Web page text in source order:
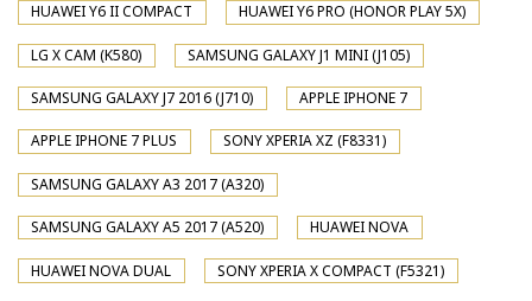
HUAWEI Y6 II COMPACT HUAWEI Y6 PRO (HONOR PLAY 5X)
LG X CAM (K580) SAMSUNG GALAXY J1 MINI (J105)
SAMSUNG GALAXY J7 2016 (J710) APPLE IPHONE 7
APPLE IPHONE 7 PLUS SONY XPERIA XZ (F8331)
SAMSUNG GALAXY A3 2017 (A320)
SAMSUNG GALAXY A5 2017 (A520) HUAWEI NOVA
HUAWEI NOVA DUAL SONY XPERIA X COMPACT (F5321)